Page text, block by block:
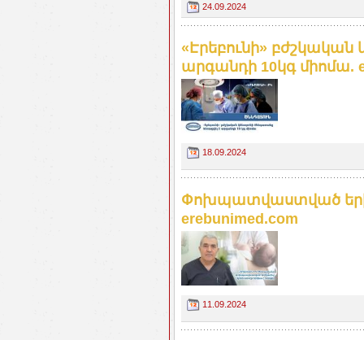
24.09.2024
«Էրեբունի»
արգանդի 10կգ միոմա.
18.09.2024
Փոխպատվաստված
erebunimed.com
11.09.2024